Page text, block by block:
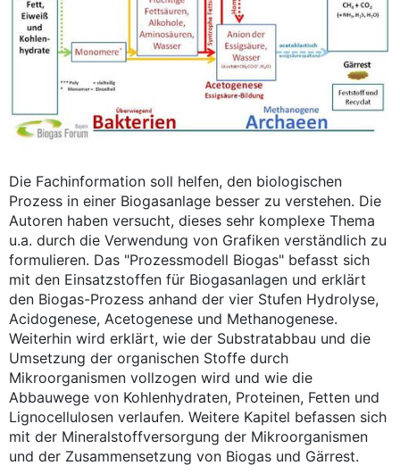
Die Fachinformation soll helfen, den biologischen
Prozess in einer Biogasanlage besser zu verstehen. Die
Autoren haben versucht, dieses sehr komplexe Thema
u.a. durch die Verwendung von Grafiken verständlich zu
formulieren. Das "Prozessmodell Biogas" befasst sich
mit den Einsatzstoffen für Biogasanlagen und erklärt
den Biogas-Prozess anhand der vier Stufen Hydrolyse,
Acidogenese, Acetogenese und Methanogenese.
Weiterhin wird erklärt, wie der Substratabbau und die
Umsetzung der organischen Stoffe durch
Mikroorganismen vollzogen wird und wie die
Abbauwege von Kohlenhydraten, Proteinen, Fetten und
Lignocellulosen verlaufen. Weitere Kapitel befassen sich
mit der Mineralstoffversorgung der Mikroorganismen
und der Zusammensetzung von Biogas und Gärrest.